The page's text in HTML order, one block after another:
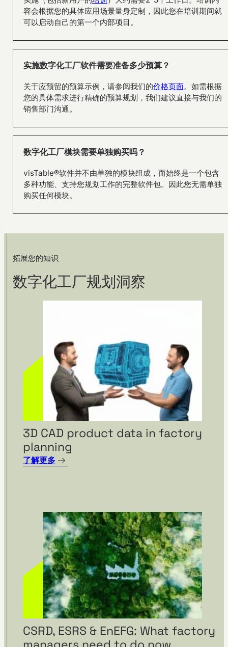
SAMSON AG plans factory of
the future with visTable®
software
From product to process:
容会根据您的具体应用场景量身定制，因此您在培训期间就
可以启动自己的第一个内部项目。
实施数字化工厂软件需要准备多少预算？
关于应预留的预算示例，请参阅我们的价格页面。如需根据
您的具体需求进行精确的预算规划，我们建议直接与我们的
销售部门沟通。
数字化工厂模块需要单独购买吗？
visTable®软件并不由单独的模块组成，而始终是一个包含
多种功能、支持您规划工作的完整软件包。因此您无需单独
购买任何模块。
拓展您的知识
数字化工厂规划洞察
3D CAD product data in factory
planning
了解更多
CSRD, ESRS & EnEFG: What factory